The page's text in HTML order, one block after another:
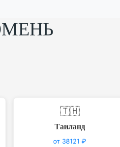
🇹🇭
Таиланд
от 38121 ₽